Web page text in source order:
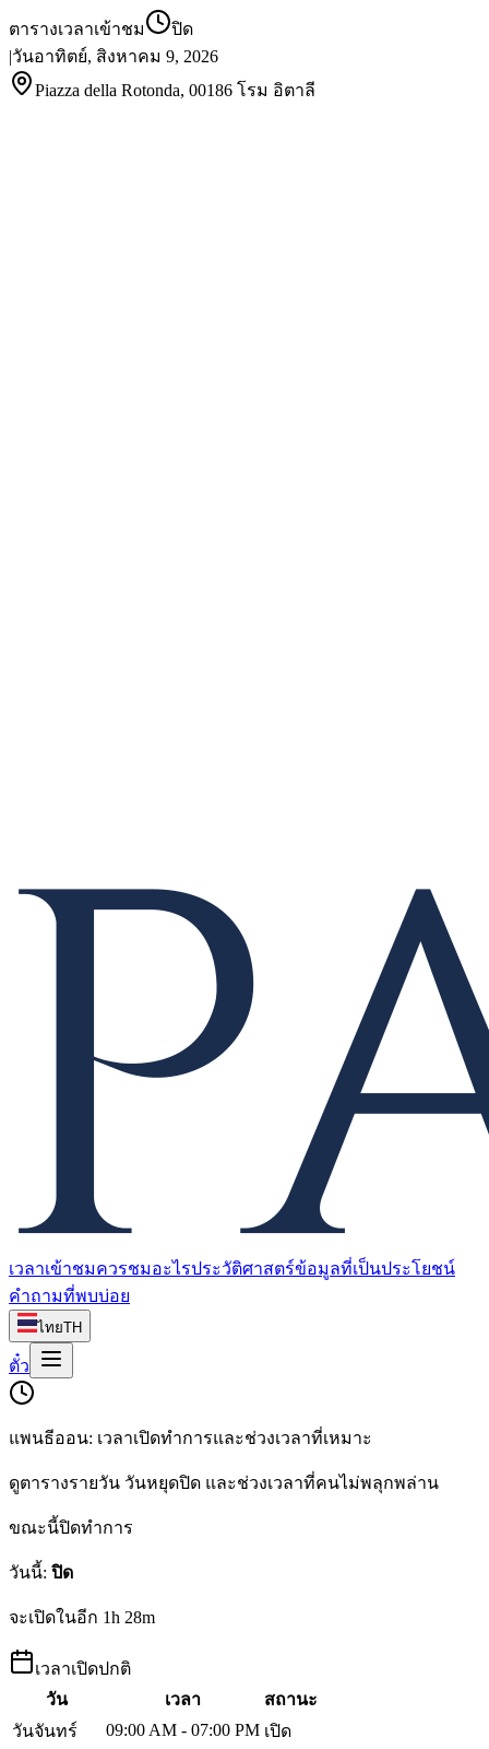
ตารางเวลาเข้าชม
ปิด
|วันอาทิตย์, สิงหาคม 9, 2026
Piazza della Rotonda, 00186 โรม อิตาลี
เวลาเข้าชมควรชมอะไรประวัติศาสตร์ข้อมูลที่เป็นประโยชน์
คำถามที่พบบ่อย
ไทยTH
ตั๋ว
แพนธีออน: เวลาเปิดทำการและช่วงเวลาที่เหมาะ
ดูตารางรายวัน วันหยุดปิด และช่วงเวลาที่คนไม่พลุกพล่าน
ขณะนี้ปิดทำการ
วันนี้: ปิด
จะเปิดในอีก 1h 28m
เวลาเปิดปกติ
วัน
เวลา
สถานะ
วันจันทร์
09:00 AM - 07:00 PM เปิด